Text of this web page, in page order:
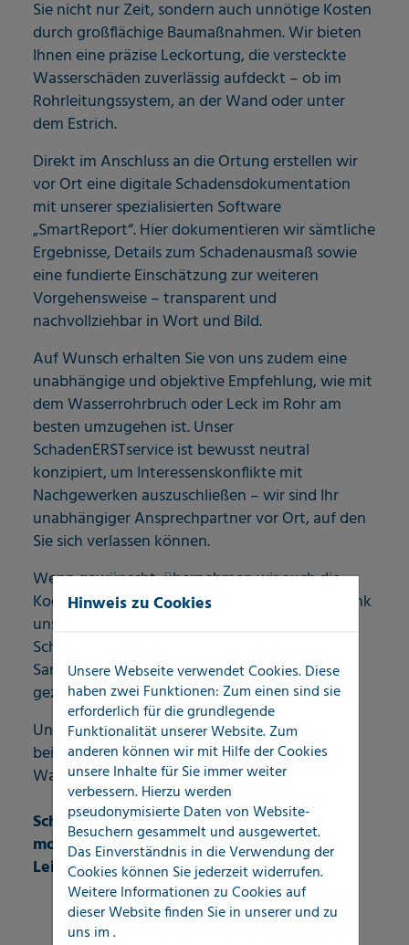
Sie nicht nur Zeit, sondern auch unnötige Kosten
durch großflächige Baumaßnahmen. Wir bieten
Ihnen eine präzise Leckortung, die versteckte
Wasserschäden zuverlässig aufdeckt – ob im
Rohrleitungssystem, an der Wand oder unter
dem Estrich.
Direkt im Anschluss an die Ortung erstellen wir
vor Ort eine digitale Schadensdokumentation
mit unserer spezialisierten Software
„SmartReport“. Hier dokumentieren wir sämtliche
Ergebnisse, Details zum Schadenausmaß sowie
eine fundierte Einschätzung zur weiteren
Vorgehensweise – transparent und
nachvollziehbar in Wort und Bild.
Auf Wunsch erhalten Sie von uns zudem eine
unabhängige und objektive Empfehlung, wie mit
dem Wasserrohrbruch oder Leck im Rohr am
besten umzugehen ist. Unser
SchadenERSTservice ist bewusst neutral
konzipiert, um Interessenskonflikte mit
Nachgewerken auszuschließen – wir sind Ihr
unabhängiger Ansprechpartner vor Ort, auf den
Sie sich verlassen können.
Wenn gewünscht, übernehmen wir auch die
Koordination der Folge- und Nachgewerke. Dank
unserer sofort verfügbaren
Schadendokumentation können weitere
Sanierungsmaßnahmen schnell, effizient und
gezielt eingeleitet werden.
Unser SchadenERSTservice – Ihre erste Adresse
bei Leckageortung, Rohrbruchanalyse und
Wasserschadendiagnose.
Schnell, zuverlässig, unabhängig – mit
modernster Leckortungstechnik und
Leidenschaft für Qualität.
Hinweis zu Cookies
Unsere Webseite verwendet Cookies. Diese
haben zwei Funktionen: Zum einen sind sie
erforderlich für die grundlegende
Funktionalität unserer Website. Zum
anderen können wir mit Hilfe der Cookies
unsere Inhalte für Sie immer weiter
verbessern. Hierzu werden
pseudonymisierte Daten von Website-
Besuchern gesammelt und ausgewertet.
Das Einverständnis in die Verwendung der
Cookies können Sie jederzeit widerrufen.
Weitere Informationen zu Cookies auf
dieser Website finden Sie in unsererund zu
uns im.